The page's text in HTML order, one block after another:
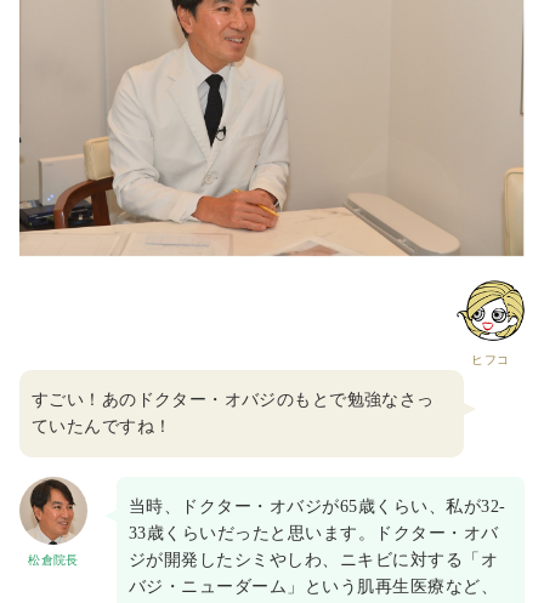
ヒフコ
すごい！あのドクター・オバジのもとで勉強なさっ
ていたんですね！
松倉院長
当時、ドクター・オバジが65歳くらい、私が32-
33歳くらいだったと思います。ドクター・オバ
ジが開発したシミやしわ、ニキビに対する「オ
バジ・ニューダーム」という肌再生医療など、